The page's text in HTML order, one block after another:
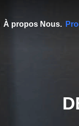
À propos Nous.